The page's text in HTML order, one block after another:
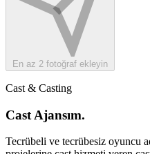
En az 2 fotoğraf ekleyin
Cast & Casting
Cast Ajansım.
Tecrübeli ve tecrübesiz oyuncu